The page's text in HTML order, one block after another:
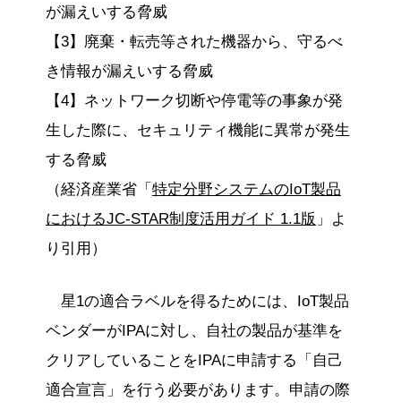
が漏えいする脅威
【3】廃棄・転売等された機器から、守るべ
き情報が漏えいする脅威
【4】ネットワーク切断や停電等の事象が発
生した際に、セキュリティ機能に異常が発生
する脅威
（経済産業省「 特定分野システムのIoT製品
におけるJC-STAR制度活用ガイド 1.1版 」よ
り引用）
星1の適合ラベルを得るためには、IoT製品
ベンダーがIPAに対し、自社の製品が基準を
クリアしていることをIPAに申請する「自己
適合宣言」を行う必要があります。申請の際